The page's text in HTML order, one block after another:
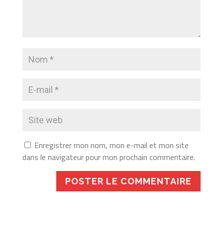
Enregistrer mon nom, mon e-mail et mon site
dans le navigateur pour mon prochain commentaire.